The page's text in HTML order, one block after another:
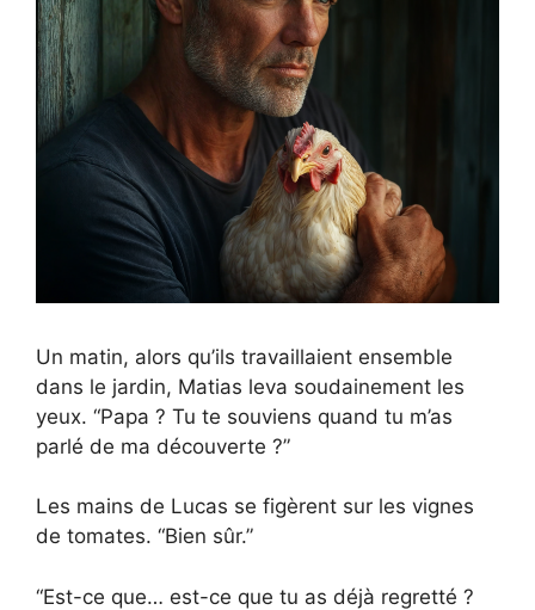
Un matin, alors qu’ils travaillaient ensemble
dans le jardin, Matias leva soudainement les
yeux. “Papa ? Tu te souviens quand tu m’as
parlé de ma découverte ?”
Les mains de Lucas se figèrent sur les vignes
de tomates. “Bien sûr.”
“Est-ce que… est-ce que tu as déjà regretté ?